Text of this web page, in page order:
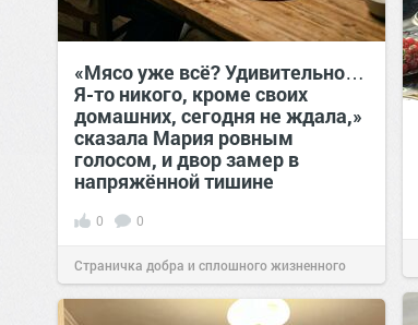
«Мясо уже всё? Удивительно…
Я-то никого, кроме своих
домашних, сегодня не ждала,»
сказала Мария ровным
голосом, и двор замер в
напряжённой тишине
0 0
Страничка добра и сплошного жизненного
позитива!15:38Вчера